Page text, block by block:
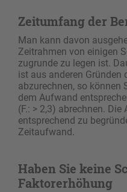
Zeitumfang der
Man kann davon
Zeitrahmen von einigen
zugrunde zu legen ist.
ist aus anderen Gründen
abzurechnen, so können
dem Aufwand
(F.: > 2,3) abrechnen.
entsprechend zu
Zeitaufwand.
Haben Sie keine
Faktorerhöhung